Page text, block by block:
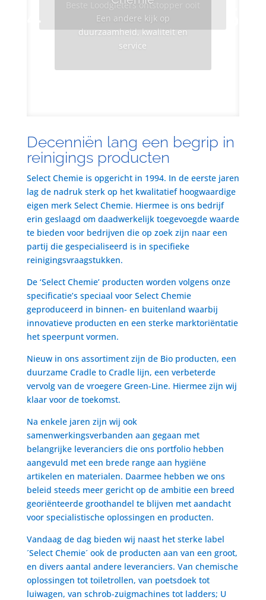
Een andere kijk op
duurzaamheid, kwaliteit en
service
Beste Loodgieters ontstopper ooit
Decenniën lang een begrip in
reinigings producten
Select Chemie is opgericht in 1994. In de eerste jaren
lag de nadruk sterk op het kwalitatief hoogwaardige
eigen merk Select Chemie. Hiermee is ons bedrijf
erin geslaagd om daadwerkelijk toegevoegde waarde
te bieden voor bedrijven die op zoek zijn naar een
partij die gespecialiseerd is in specifieke
reinigingsvraagstukken.
De ‘Select Chemie’ producten worden volgens onze
specificatie’s speciaal voor Select Chemie
geproduceerd in binnen- en buitenland waarbij
innovatieve producten en een sterke marktoriëntatie
het speerpunt vormen.
Nieuw in ons assortiment zijn de Bio producten, een
duurzame Cradle to Cradle lijn, een verbeterde
vervolg van de vroegere Green-Line. Hiermee zijn wij
klaar voor de toekomst.
Na enkele jaren zijn wij ook
samenwerkingsverbanden aan gegaan met
belangrijke leveranciers die ons portfolio hebben
aangevuld met een brede range aan hygiëne
artikelen en materialen. Daarmee hebben we ons
beleid steeds meer gericht op de ambitie een breed
georiënteerde groothandel te blijven met aandacht
voor specialistische oplossingen en producten.
Vandaag de dag bieden wij naast het sterke label
´Select Chemie´ ook de producten aan van een groot,
en divers aantal andere leveranciers. Van chemische
oplossingen tot toiletrollen, van poetsdoek tot
luiwagen, van schrob-zuigmachines tot ladders; U